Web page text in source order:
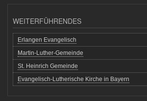
WEITERFÜHRENDES
Erlangen Evangelisch
Martin-Luther-Gemeinde
St. Heinrich Gemeinde
Evangelisch-Lutherische Kirche in Bayern